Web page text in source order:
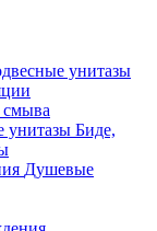
унитазы
Биде,
Душевые